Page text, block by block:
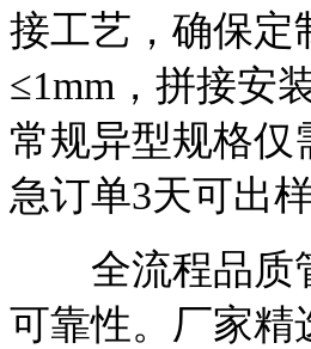
接工艺，确保定
≤1mm，拼接安
常规异型规格仅
急订单3天可出
全流程品质管
可靠性。厂家精